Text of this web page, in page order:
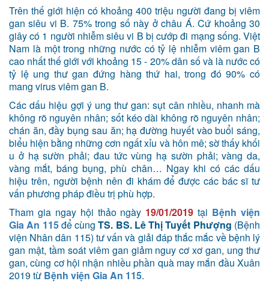
Trên thế giới hiện có khoảng 400 triệu người đang bị viêm
gan siêu vi B. 75% trong số này ở châu Á. Cứ khoảng 30
giây có 1 người nhiễm siêu vi B bị cướp đi mạng sống. Việt
Nam là một trong những nước có tỷ lệ nhiễm viêm gan B
cao nhất thế giới với khoảng 15 - 20% dân số và là nước có
tỷ lệ ung thư gan đứng hàng thứ hai, trong đó 90% có
mang virus viêm gan B.
Các dấu hiệu gợi ý ung thư gan: sụt cân nhiều, nhanh mà
không rõ nguyên nhân; sốt kéo dài không rõ nguyên nhân;
chán ăn, đầy bụng sau ăn; hạ đường huyết vào buổi sáng,
biểu hiện bằng những cơn ngất xỉu và hôn mê; sờ thấy khối
u ở hạ sườn phải; đau tức vùng hạ sườn phải; vàng da,
vàng mắt, báng bụng, phù chân… Ngay khi có các dấu
hiệu trên, người bệnh nên đi khám để được các bác sĩ tư
vấn phương pháp điều trị phù hợp.
Tham gia ngay hội thảo ngày 19/01/2019 tại Bệnh viện
Gia An 115để cùngTS. BS. Lê Thị Tuyết Phượng (Bệnh
viện Nhân dân 115) tư vấn và giải đáp thắc mắc về bệnh lý
gan mật, tầm soát viêm gan giảm nguy cơ xơ gan, ung thư
gan, cùng cơ hội nhận nhiều phần quà may mắn đầu Xuân
2019 từ Bệnh viện Gia An 115.